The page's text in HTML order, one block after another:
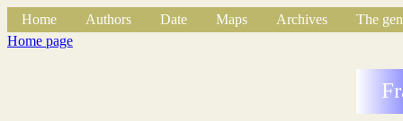
Home Authors Date Maps Archives
The
Home page